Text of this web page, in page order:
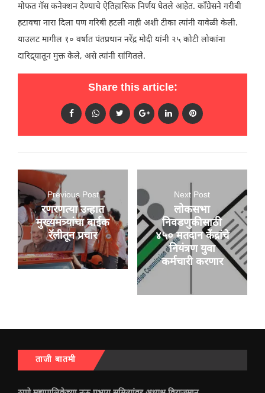
मोफत गॅस कनेक्शन देण्याचे ऐतिहासिक निर्णय घेतले आहेत. काँग्रेसने गरीबी
हटावचा नारा दिला पण गरिबी हटली नाही अशी टीका त्यांनी यावेळी केली.
याउलट मागील १० वर्षात पंतप्रधान नरेंद्र मोदी यांनी २५ कोटी लोकांना
दारिद्र्यातून मुक्त केले, असे त्यांनी सांगितले.
Share this article:
Previous Post
रणरणत्या उन्हात
मुख्यमंत्र्यांचा बाईक
रॅलीतून प्रचार
Next Post
लोकसभा
निवडणुकीसाठी
४५० मतदान केंद्रांचे
नियंत्रण युवा
कर्मचारी करणार
ताजी बातमी